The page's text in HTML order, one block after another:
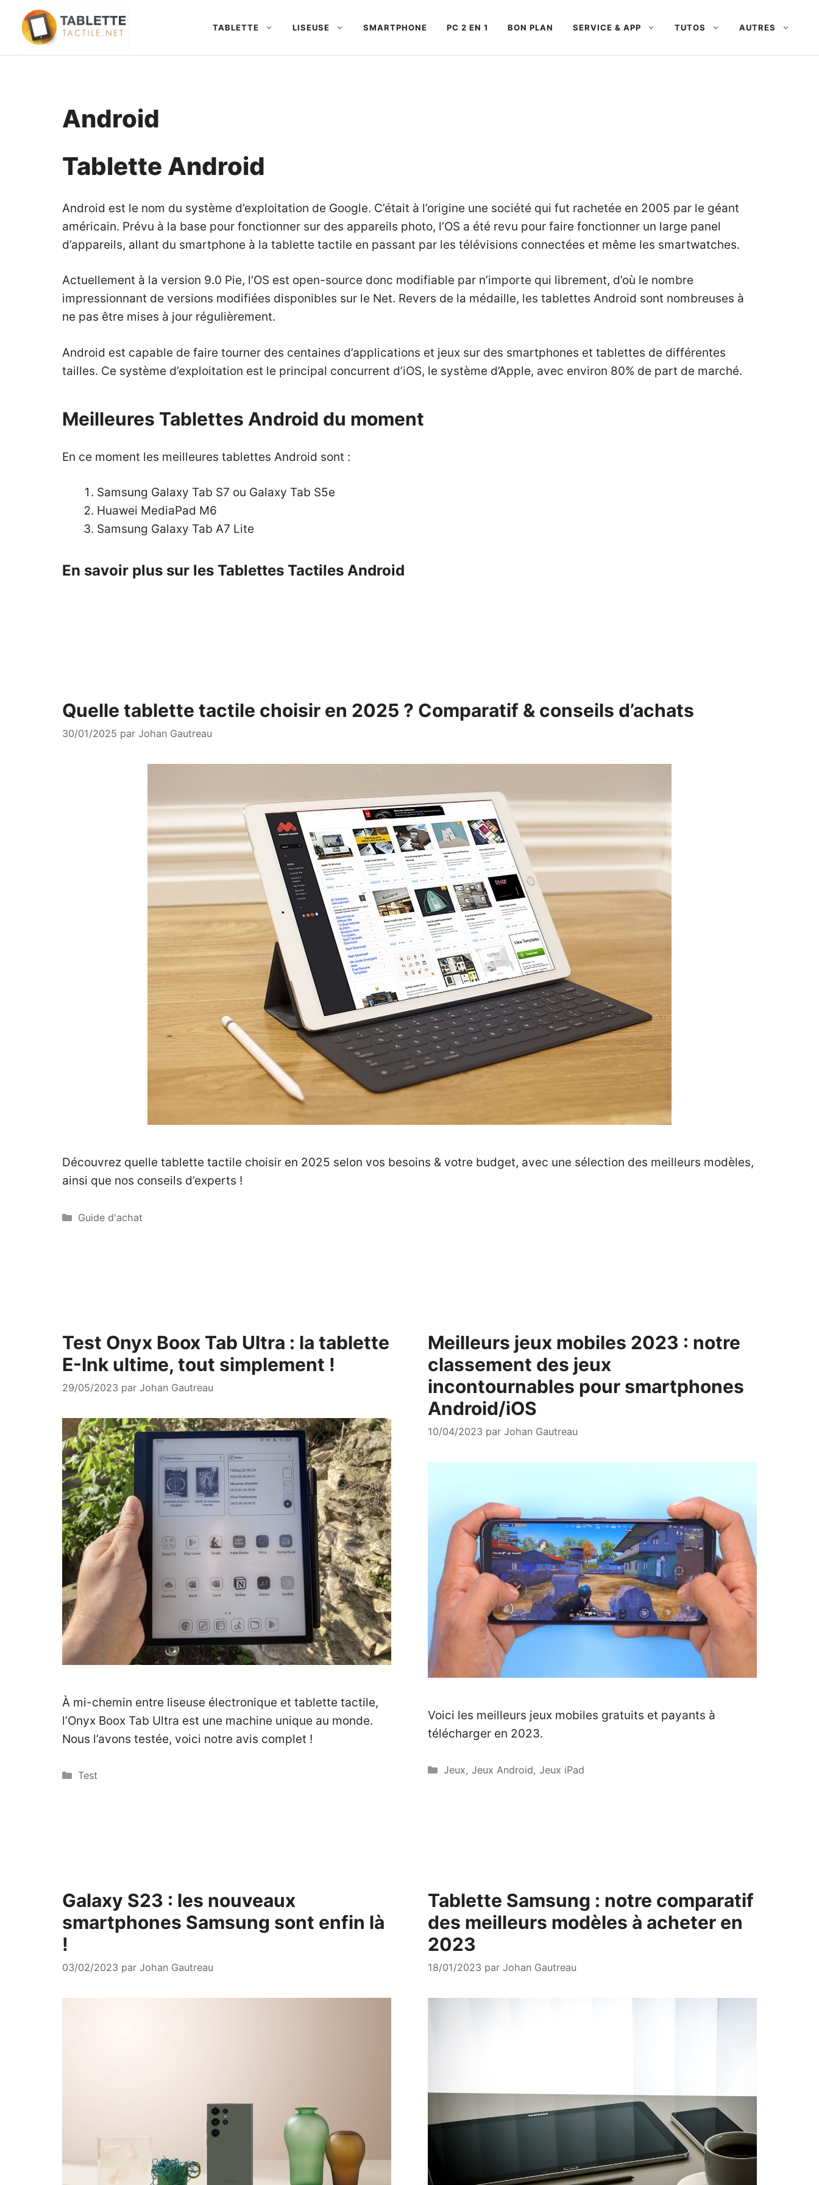
contenu
TABLETTE LISEUSE SMARTPHONE PC 2 EN 1 BON PLAN SERVICE & APP TUTOS AUTRES
Android
Tablette Android
Android est le nom du système d’exploitation de Google. C’était à l’origine une société qui fut rachetée en 2005 par le géant
américain. Prévu à la base pour fonctionner sur des appareils photo, l’OS a été revu pour faire fonctionner un large panel
d’appareils, allant du smartphone à la tablette tactile en passant par les télévisions connectées et même les smartwatches.
Actuellement à la version 9.0 Pie, l’OS est open-source donc modifiable par n’importe qui librement, d’où le nombre
impressionnant de versions modifiées disponibles sur le Net. Revers de la médaille, les tablettes Android sont nombreuses à
ne pas être mises à jour régulièrement.
Android est capable de faire tourner des centaines d’applications et jeux sur des smartphones et tablettes de différentes
tailles. Ce système d’exploitation est le principal concurrent d’iOS, le système d’Apple, avec environ 80% de part de marché.
Meilleures Tablettes Android du moment
En ce moment les meilleures tablettes Android sont :
Samsung Galaxy Tab S7 ou Galaxy Tab S5e
Huawei MediaPad M6
Samsung Galaxy Tab A7 Lite
En savoir plus sur les Tablettes Tactiles Android
Quelle tablette tactile choisir en 2025 ? Comparatif & conseils d’achats
30/01/2025 par Johan Gautreau
Découvrez quelle tablette tactile choisir en 2025 selon vos besoins & votre budget, avec une sélection des meilleurs modèles,
ainsi que nos conseils d’experts !
Catégories
Guide d'achat
Test Onyx Boox Tab Ultra : la tablette
E-Ink ultime, tout simplement !
29/05/2023 par Johan Gautreau
À mi-chemin entre liseuse électronique et tablette tactile,
l’Onyx Boox Tab Ultra est une machine unique au monde.
Nous l’avons testée, voici notre avis complet !
Catégories
Test
Meilleurs jeux mobiles 2023 : notre
classement des jeux
incontournables pour smartphones
Android/iOS
10/04/2023 par Johan Gautreau
Voici les meilleurs jeux mobiles gratuits et payants à
télécharger en 2023.
Catégories
Jeux, Jeux Android, Jeux iPad
Galaxy S23 : les nouveaux
smartphones Samsung sont enfin là
!
03/02/2023 par Johan Gautreau
Tablette Samsung : notre comparatif
des meilleurs modèles à acheter en
2023
18/01/2023 par Johan Gautreau